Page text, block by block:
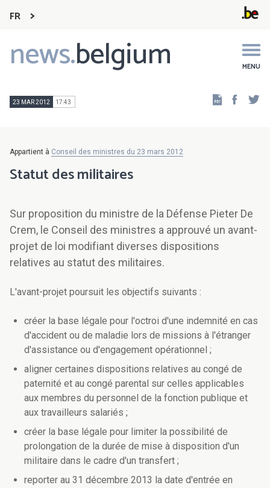
FR
news.belgium MENU
Main
navigation
23 MAR 2012 17:43
Appartient à Conseil des ministres du 23 mars 2012
Statut des militaires
Sur proposition du ministre de la Défense Pieter De
Crem, le Conseil des ministres a approuvé un avant-
projet de loi modifiant diverses dispositions
relatives au statut des militaires.
L'avant-projet poursuit les objectifs suivants :
créer la base légale pour l'octroi d'une indemnité en cas
d'accident ou de maladie lors de missions à l'étranger
d'assistance ou d'engagement opérationnel ;
aligner certaines dispositions relatives au congé de
paternité et au congé parental sur celles applicables
aux membres du personnel de la fonction publique et
aux travailleurs salariés ;
créer la base légale pour limiter la possibilité de
prolongation de la durée de mise à disposition d'un
militaire dans le cadre d'un transfert ;
reporter au 31 décembre 2013 la date d'entrée en